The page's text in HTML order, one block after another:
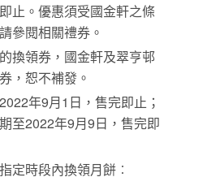
⽌。優惠須受國金軒之條
參閱相關禮券。
換領券，國金軒及翠亨邨
，恕不補發。
年9月1日，售完即止；
至2022年9月9日，售完即
定時段內換領月餅︰